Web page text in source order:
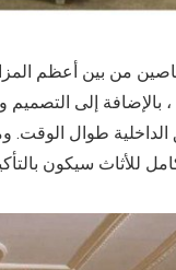
من بين أعظم
، بالإضافة إلى
طوال الوقت.
للأثاث سيكون